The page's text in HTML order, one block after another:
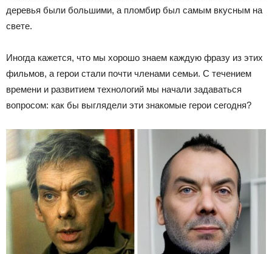
деревья были большими, а пломбир был самым вкусным на
свете.
Иногда кажется, что мы хорошо знаем каждую фразу из этих
фильмов, а герои стали почти членами семьи. С течением
времени и развитием технологий мы начали задаваться
вопросом: как бы выглядели эти знакомые герои сегодня?